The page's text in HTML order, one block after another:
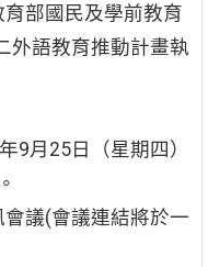
部國民及學前教育
外語教育推動計畫執
9月25日（星期四）
議(會議連結將於一